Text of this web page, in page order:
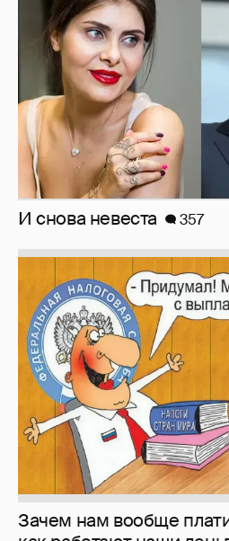
И снова невеста 357
Зачем нам вообще